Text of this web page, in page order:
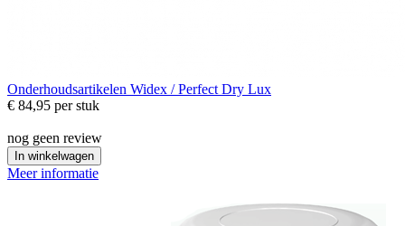
Onderhoudsartikelen Widex / Perfect Dry Lux
€ 84,95 per stuk
nog geen review
In winkelwagen
Meer informatie